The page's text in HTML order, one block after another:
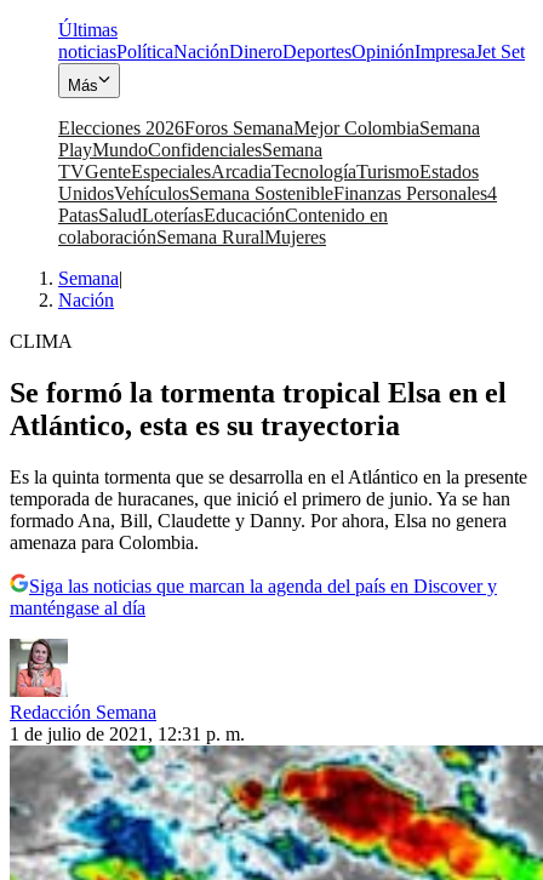
Últimas
noticiasPolíticaNaciónDineroDeportesOpiniónImpresaJet Set
Más
Elecciones 2026Foros SemanaMejor ColombiaSemana
PlayMundoConfidencialesSemana
TVGenteEspecialesArcadiaTecnologíaTurismoEstados
UnidosVehículosSemana SostenibleFinanzas Personales4
PatasSaludLoteríasEducaciónContenido en
colaboraciónSemana RuralMujeres
Semana|
Nación
CLIMA
Se formó la tormenta tropical Elsa en el
Atlántico, esta es su trayectoria
Es la quinta tormenta que se desarrolla en el Atlántico en la presente
temporada de huracanes, que inició el primero de junio. Ya se han
formado Ana, Bill, Claudette y Danny. Por ahora, Elsa no genera
amenaza para Colombia.
Siga las noticias que marcan la agenda del país en Discover y
manténgase al día
Redacción Semana
1 de julio de 2021, 12:31 p. m.